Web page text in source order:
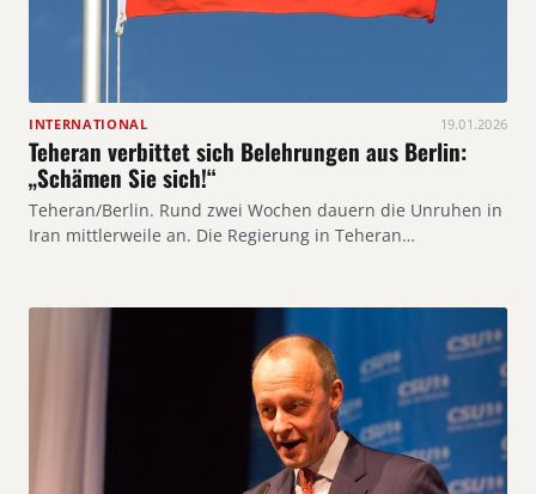
INTERNATIONAL 19.01.2026
Teheran verbittet sich Belehrungen aus Berlin:
„Schämen Sie sich!“
Teheran/Berlin. Rund zwei Wochen dauern die Unruhen in
Iran mittlerweile an. Die Regierung in Teheran…